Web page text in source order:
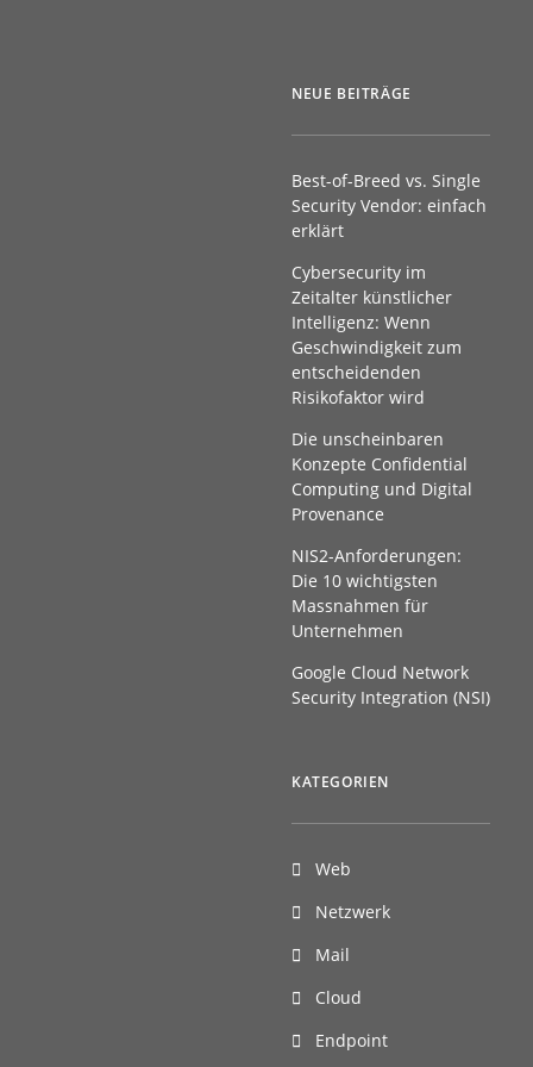
NEUE BEITRÄGE
Best-of-Breed vs. Single
Security Vendor: einfach
erklärt
Cybersecurity im
Zeitalter künstlicher
Intelligenz: Wenn
Geschwindigkeit zum
entscheidenden
Risikofaktor wird
Die unscheinbaren
Konzepte Confidential
Computing und Digital
Provenance
NIS2-Anforderungen:
Die 10 wichtigsten
Massnahmen für
Unternehmen
Google Cloud Network
Security Integration (NSI)
KATEGORIEN
Web
Netzwerk
Mail
Cloud
Endpoint